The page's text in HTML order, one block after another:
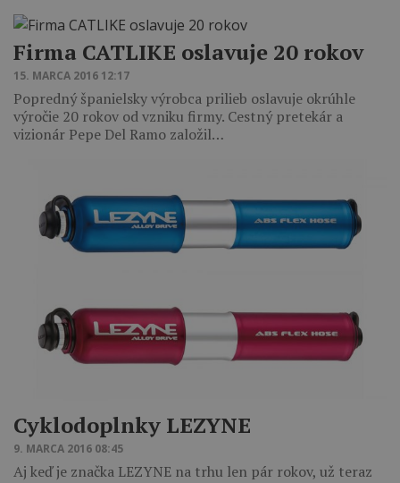
​Firma CATLIKE oslavuje 20 rokov
15. MARCA 2016 12:17
Popredný španielsky výrobca prilieb oslavuje okrúhle
výročie 20 rokov od vzniku firmy. Cestný pretekár a
vizionár Pepe Del Ramo založil…
Cyklodoplnky LEZYNE
9. MARCA 2016 08:45
Aj keď je značka LEZYNE na trhu len pár rokov, už teraz